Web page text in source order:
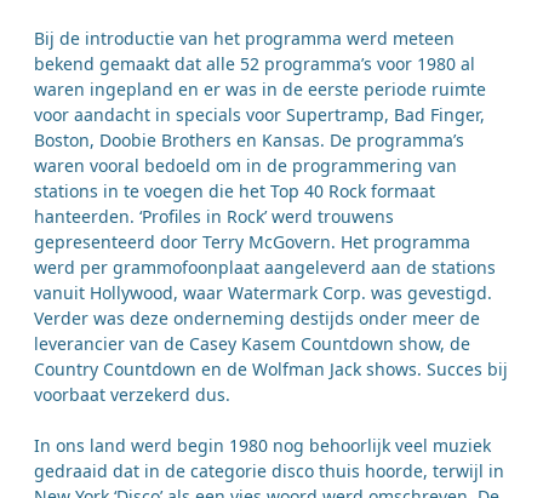
Bij de introductie van het programma werd meteen
bekend gemaakt dat alle 52 programma’s voor 1980 al
waren ingepland en er was in de eerste periode ruimte
voor aandacht in specials voor Supertramp, Bad Finger,
Boston, Doobie Brothers en Kansas. De programma’s
waren vooral bedoeld om in de programmering van
stations in te voegen die het Top 40 Rock formaat
hanteerden. ‘Profiles in Rock’ werd trouwens
gepresenteerd door Terry McGovern. Het programma
werd per grammofoonplaat aangeleverd aan de stations
vanuit Hollywood, waar Watermark Corp. was gevestigd.
Verder was deze onderneming destijds onder meer de
leverancier van de Casey Kasem Countdown show, de
Country Countdown en de Wolfman Jack shows. Succes bij
voorbaat verzekerd dus.
In ons land werd begin 1980 nog behoorlijk veel muziek
gedraaid dat in de categorie disco thuis hoorde, terwijl in